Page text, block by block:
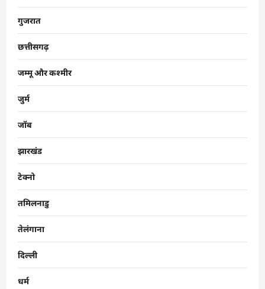
गुजरात
छत्तीसगढ़
जम्मू और कश्मीर
जुर्म
जॉब
झारखंड
टेक्नो
तमिलनाडु
तेलंगाना
दिल्ली
धर्म